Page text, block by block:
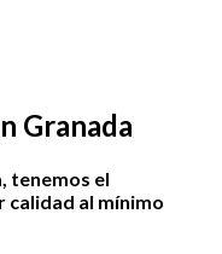
Granada
tenemos el
al mínimo